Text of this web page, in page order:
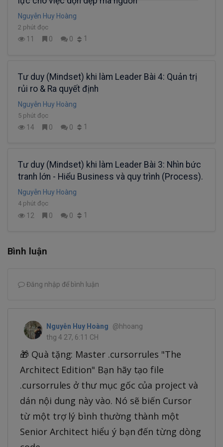
Nguyễn Huy Hoàng
2 phút đọc
11 0 0 1
Tư duy (Mindset) khi làm Leader Bài 4: Quản trị
rủi ro & Ra quyết định
Nguyễn Huy Hoàng
5 phút đọc
14 0 0 1
Tư duy (Mindset) khi làm Leader Bài 3: Nhìn bức
tranh lớn - Hiểu Business và quy trình (Process).
Nguyễn Huy Hoàng
4 phút đọc
12 0 0 1
Bình luận
Đăng nhập để bình luận
Nguyễn Huy Hoàng
@hhoang
thg 4 27, 6:11 CH
🎁 Quà tặng: Master .cursorrules "The
Architect Edition" Bạn hãy tạo file
.cursorrules ở thư mục gốc của project và
dán nội dung này vào. Nó sẽ biến Cursor
từ một trợ lý bình thường thành một
Senior Architect hiểu ý bạn đến từng dòng